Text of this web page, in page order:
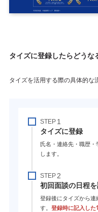
タイズに登録したらどうな
タイズを活用する際の具体的な
STEP
タイズに登録
氏名・連絡先・職歴
します。
STEP
初回面談の日程
登録後にタイズから連
す。 登録時に記入した